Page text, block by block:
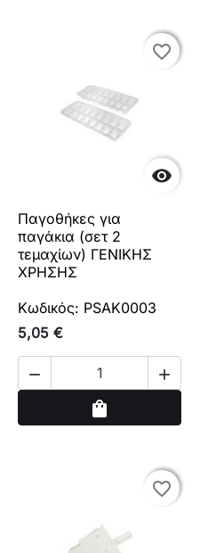

favorite_border
favorite_border
Παγοθήκες για
παγάκια (σετ 2
τεμαχίων) ΓΕΝΙΚΗΣ
ΧΡΗΣΗΣ
Κωδικός: PSAK0003
5,05 €
 
shopping_bag
favorite_border
favorite_border